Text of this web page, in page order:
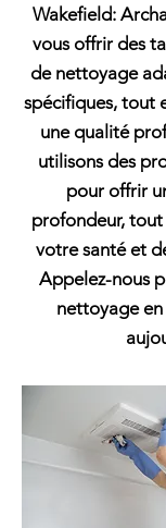
Wakefield:
vous offrir des
de nettoyage
spécifiques, tout
une qualité
utilisons des
pour offrir
profondeur,
votre santé et
Appelez-nous
nettoyage